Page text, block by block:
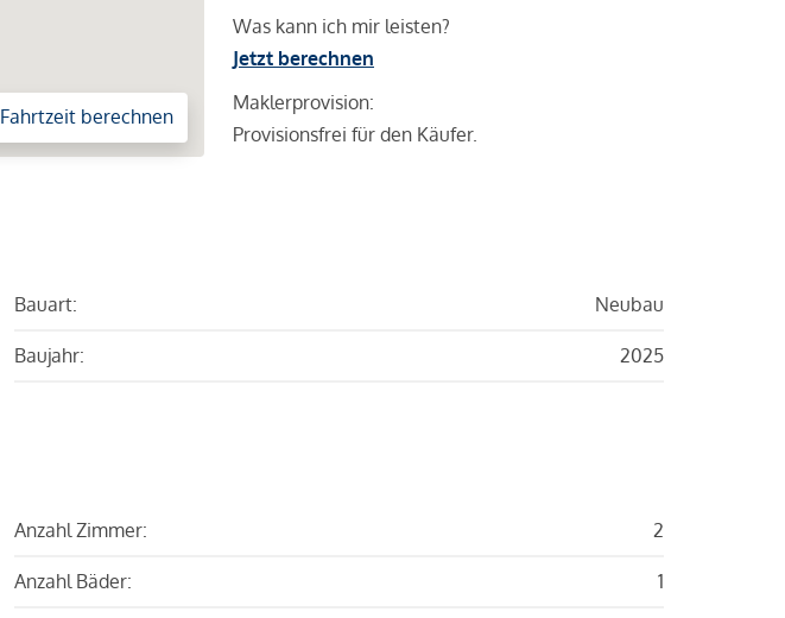
Fahrtzeit berechnen
Was kann ich mir leisten?
Jetzt berechnen
Maklerprovision:
Provisionsfrei für den Käufer.
Bauart: Neubau
Baujahr: 2025
Anzahl Zimmer: 2
Anzahl Bäder: 1